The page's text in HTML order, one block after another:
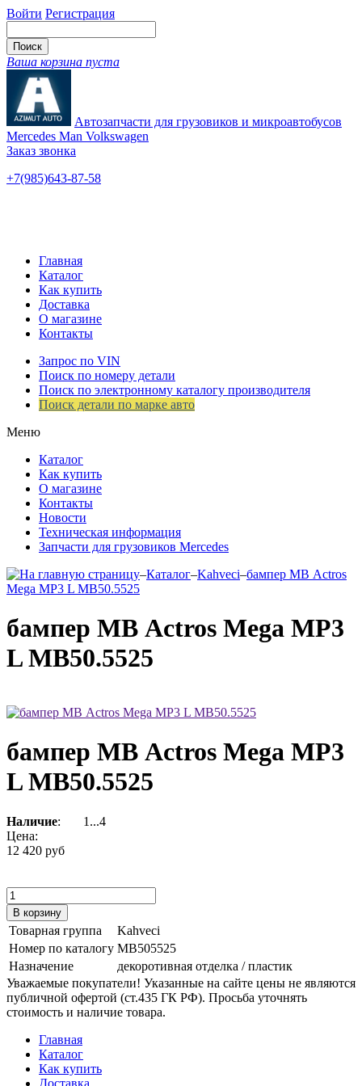
Войти Регистрация
Ваша корзина пуста
Автозапчасти для грузовиков и микроавтобусов
Mercedes Man Volkswagen
Заказ звонка
+7(985)643-87-58
Главная
Каталог
Как купить
Доставка
О магазине
Контакты
Запрос по VIN
Поиск по номеру детали
Поиск по электронному каталогу производителя
Поиск детали по марке авто
Меню
Каталог
Как купить
О магазине
Контакты
Новости
Техническая информация
Запчасти для грузовиков Mercedes
–Каталог–Kahveci–бампер МВ Actros
Mega MP3 L MB50.5525
бампер МВ Actros Mega MP3
L MB50.5525
бампер МВ Actros Mega MP3
L MB50.5525
Наличие:
1...4
Цена:
12 420 руб
Товарная группа
Kahveci
Номер по каталогу MB505525
Назначение
декоротивная отделка / пластик
Уважаемые покупатели! Указанные на сайте цены не являются
публичной офертой (ст.435 ГК РФ). Просьба уточнять
стоимость и наличие товара.
Главная
Каталог
Как купить
Доставка